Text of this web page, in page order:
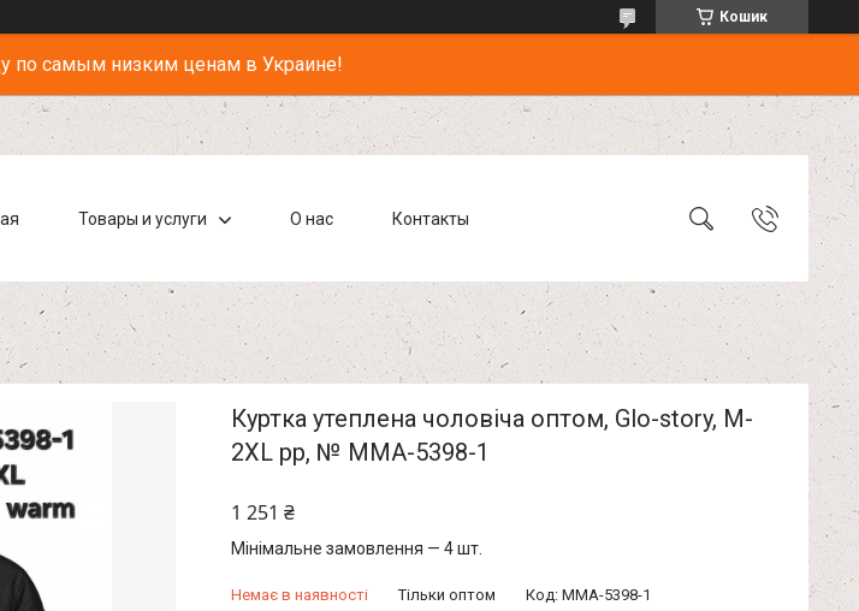
Кошик
по самым низким ценам в Украине!
Товары и услуги О нас Контакты
Куртка утеплена чоловіча оптом, Glo-story, M-
2XL рр, № MMA-5398-1
1 251 ₴
Мінімальне замовлення — 4 шт.
Немає в наявності Тільки оптом Код: MMA-5398-1